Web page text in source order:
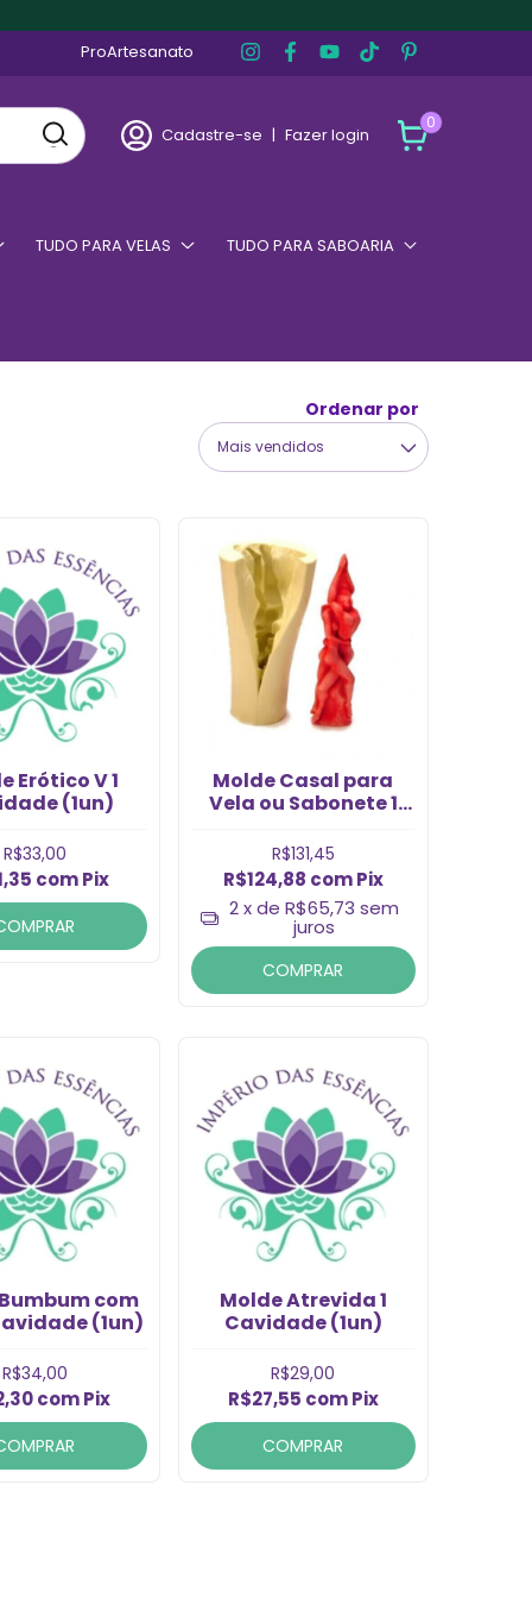
ProArtesanato
Cadastre-se | Fazer login
0
TUDO PARA VELAS TUDO PARA SABOARIA
Ordenar por
Erótico V 1
(1un)
R$33,00
com Pix
Molde Casal para
Vela ou Sabonete 1
R$131,45
R$124,88 comPix
2 x deR$65,73 sem
juros
COMPRAR
com
(1un)
R$34,00
comPix
Molde Atrevida 1
Cavidade (1un)
R$29,00
R$27,55 comPix
COMPRAR